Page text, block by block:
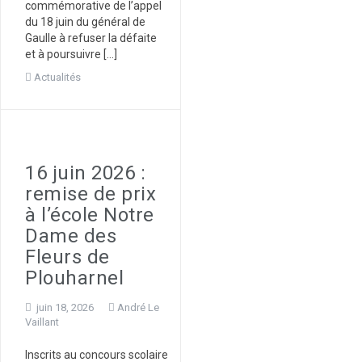
commémorative de l’appel
du 18 juin du général de
Gaulle à refuser la défaite
et à poursuivre […]
Actualités
16 juin 2026 :
remise de prix
à l’école Notre
Dame des
Fleurs de
Plouharnel
juin 18, 2026
André Le
Vaillant
Inscrits au concours scolaire